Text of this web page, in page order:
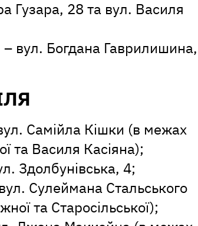
Гузара, 28 та вул. Василя
вул. Богдана Гаврилишина,
Самійла Кішки (в межах
та Василя Касіяна);
Здолбунівська, 4;
Сулеймана Стальського
та Старосільської);